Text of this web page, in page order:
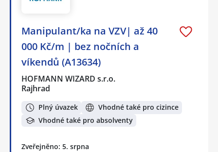
Manipulant/ka na VZV| až 40
000 Kč/m | bez nočních a
víkendů (A13634)
HOFMANN WIZARD s.r.o.
Rajhrad
Plný úvazek
Vhodné také pro cizince
Vhodné také pro absolventy
Zveřejněno: 5. srpna